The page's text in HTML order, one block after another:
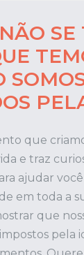
SE
que
e traz
ajudar
em toda a
que
pela